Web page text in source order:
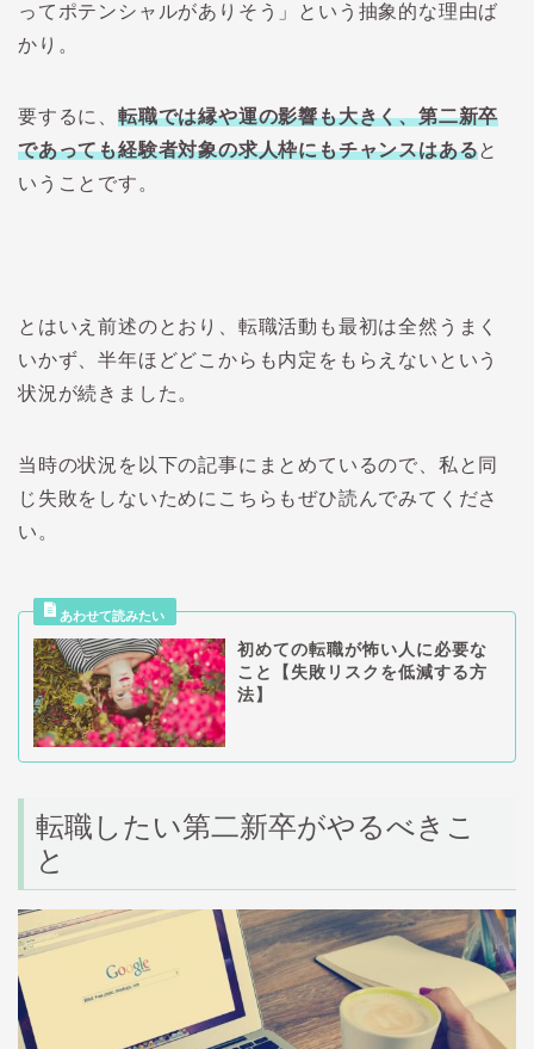
ってポテンシャルがありそう」という抽象的な理由ば
かり。
要するに、 転職では縁や運の影響も大きく、第二新卒
であっても経験者対象の求人枠にもチャンスはあると
いうことです。
とはいえ前述のとおり、転職活動も最初は全然うまく
いかず、半年ほどどこからも内定をもらえないという
状況が続きました。
当時の状況を以下の記事にまとめているので、私と同
じ失敗をしないためにこちらもぜひ読んでみてくださ
い。
初めての転職が怖い人に必要な
こと【失敗リスクを低減する方
法】
転職したい第二新卒がやるべきこ
と